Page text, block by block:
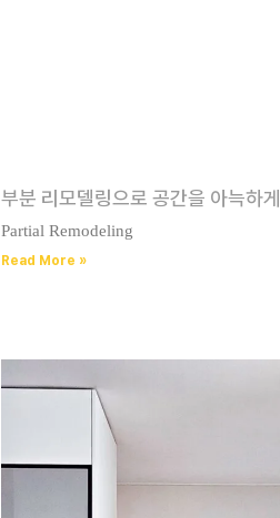
부분 리모델링으로 공간을 아늑하게​
Partial Remodeling
Read More »